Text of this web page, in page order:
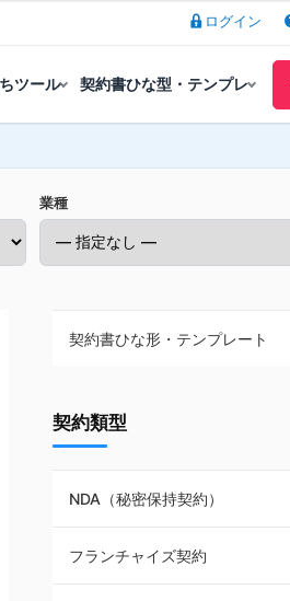
ログイン
ツール 契約書ひな型・テンプレ
業種
契約書ひな形・テンプレート
NDA（秘密保持契約）
業務委託契約
利用規約・約款
契約類型
NDA（秘密保持契約）
フランチャイズ契約